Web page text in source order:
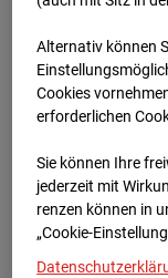
Robert-
Archivdatum:
Europe/Berlin
Alternativ können
Cookies
erforderlichen
Sie können Ihre
jederzeit mit
renzen können in
„Cookie-